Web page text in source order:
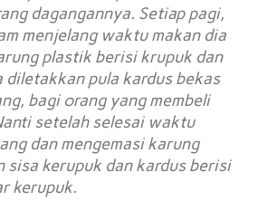
dagangannya. Setiap pagi,
menjelang waktu makan dia
plastik berisi krupuk dan
diletakkan pula kardus bekas
bagi orang yang membeli
setelah selesai waktu
dan mengemasi karung
sisa kerupuk dan kardus berisi
kerupuk.